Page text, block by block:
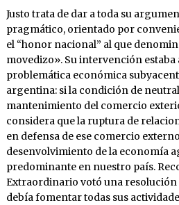
Justo trata de dar a toda su
pragmático, orientado por
el “honor nacional” al que
movedizo». Su intervención estaba
problemática económica
argentina: si la condición de
mantenimiento del comercio
considera que la ruptura de
en defensa de ese comercio
desenvolvimiento de la economía
predominante en nuestro país.
Extraordinario votó una resolución
debía fomentar todas sus